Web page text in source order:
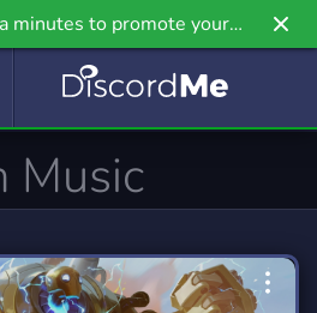
minutes to promote your
on Griv.io, our newest